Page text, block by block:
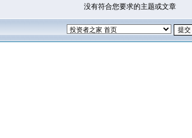
没有符合您要求的主题或文章